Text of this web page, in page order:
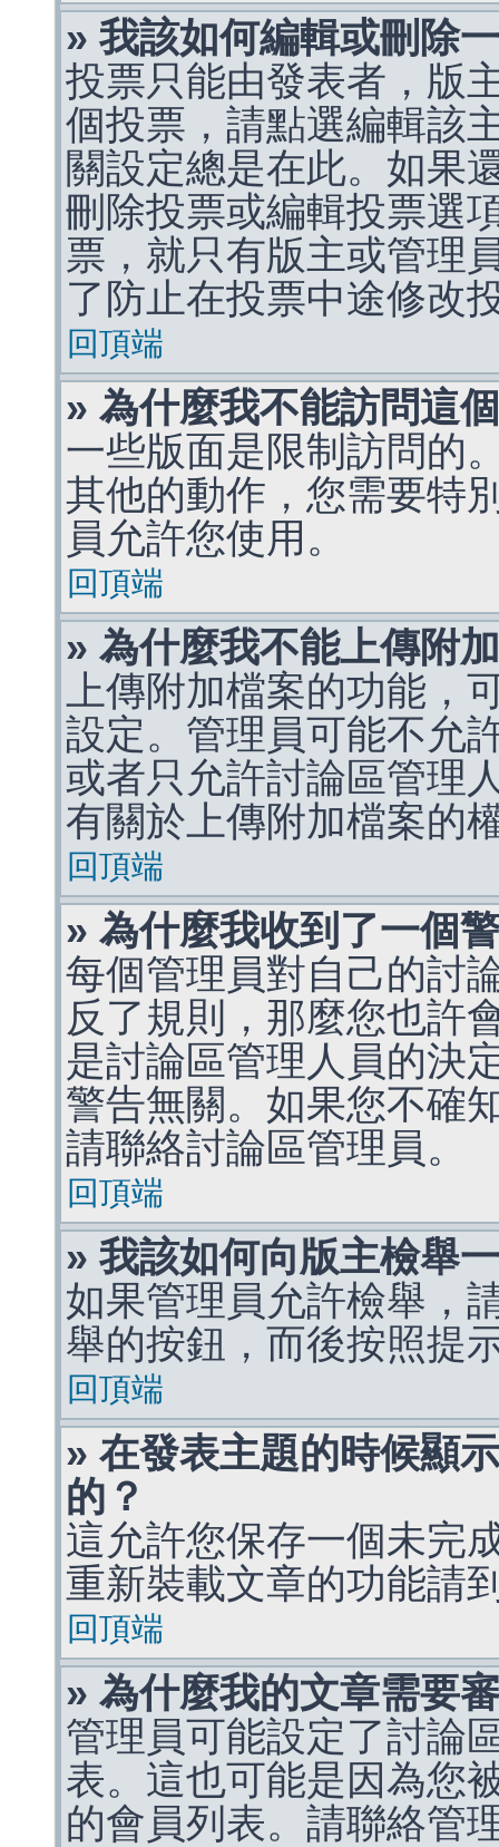
» 我該如何編輯或刪除
投票只能由發表者，版
個投票，請點選編輯該
關設定總是在此。如果
刪除投票或編輯投票選
票，就只有版主或管理
了防止在投票中途修改
回頂端
» 為什麼我不能訪問這
一些版面是限制訪問的
其他的動作，您需要特
員允許您使用。
回頂端
» 為什麼我不能上傳附
上傳附加檔案的功能，
設定。管理員可能不允
或者只允許討論區管理
有關於上傳附加檔案的
回頂端
» 為什麼我收到了一個
每個管理員對自己的討
反了規則，那麼您也許
是討論區管理人員的決
警告無關。如果您不確
請聯絡討論區管理員。
回頂端
» 我該如何向版主檢舉
如果管理員允許檢舉，
舉的按鈕，而後按照提
回頂端
» 在發表主題的時候顯
的？
這允許您保存一個未完
重新裝載文章的功能請
回頂端
» 為什麼我的文章需要
管理員可能設定了討論
表。這也可能是因為您
的會員列表。請聯絡管